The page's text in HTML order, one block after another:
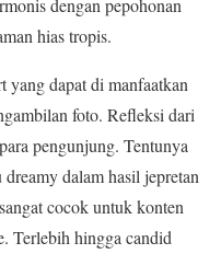
dengan pepohonan
hias tropis.
yang dapat di manfaatkan
foto. Refleksi dari
pengunjung. Tentunya
dalam hasil jepretan
cocok untuk konten
Terlebih hingga candid